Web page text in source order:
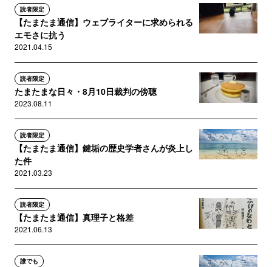
読者限定
【たまたま通信】ウェブライターに求められる
エモさに抗う
2021.04.15
読者限定
たまたまな日々・8月10日裁判の傍聴
2023.08.11
読者限定
【たまたま通信】鍵垢の歴史学者さんが炎上し
た件
2021.03.23
読者限定
【たまたま通信】真理子と格差
2021.06.13
誰でも